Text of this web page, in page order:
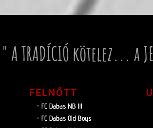
" A TRADÍCIÓ kötelez... a
FELNŐTT
- FC Dabas NB lll
- FC Dabas Old Boys